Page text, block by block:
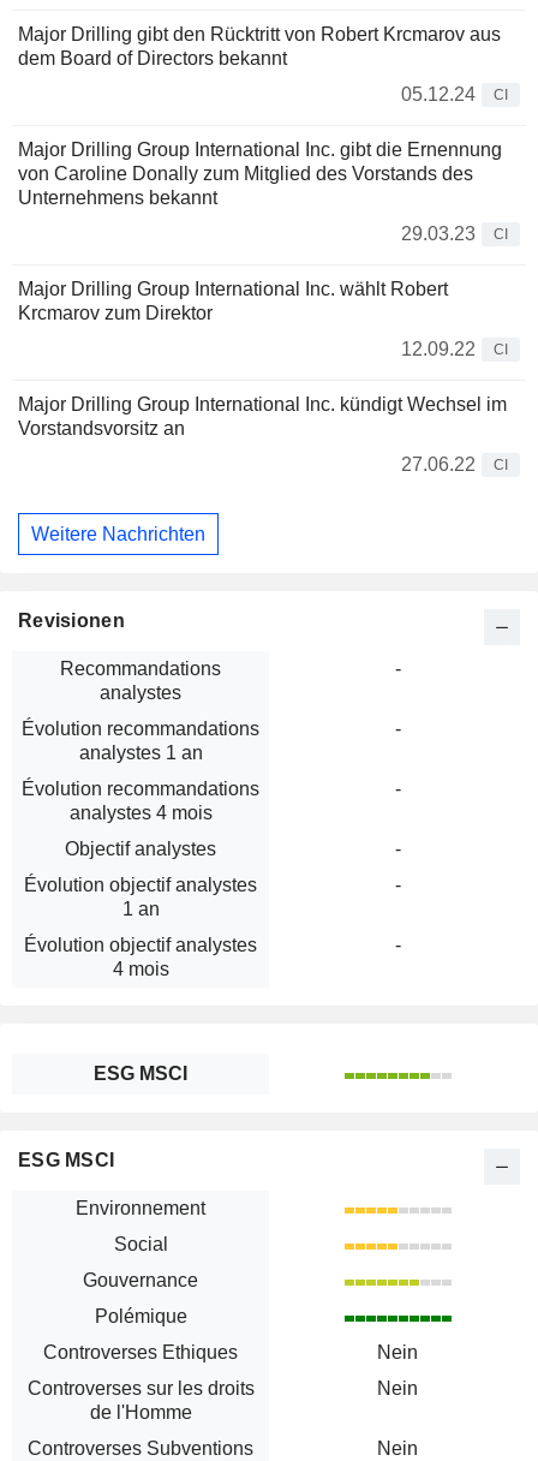
Major Drilling gibt den Rücktritt von Robert Krcmarov aus
dem Board of Directors bekannt
05.12.24
CI
Major Drilling Group International Inc. gibt die Ernennung
von Caroline Donally zum Mitglied des Vorstands des
Unternehmens bekannt
29.03.23
CI
Major Drilling Group International Inc. wählt Robert
Krcmarov zum Direktor
12.09.22
CI
Major Drilling Group International Inc. kündigt Wechsel im
Vorstandsvorsitz an
27.06.22
CI
Weitere Nachrichten
Revisionen
Recommandations
analystes
-
Évolution recommandations
analystes 1 an
-
Évolution recommandations
analystes 4 mois
-
Objectif analystes
-
Évolution objectif analystes
1 an
-
Évolution objectif analystes
4 mois
-
ESG MSCI
ESG MSCI
Environnement
Social
Gouvernance
Polémique
Controverses Ethiques
Nein
Controverses sur les droits
de l'Homme
Nein
Controverses Subventions
Nein